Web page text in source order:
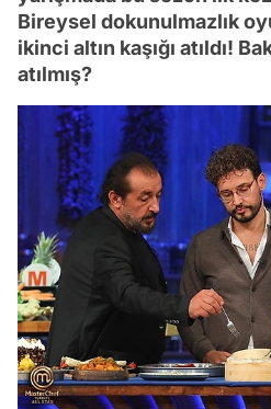
Bireysel dokunulmazlık
ikinci altın kaşığı atıldı!
atılmış?